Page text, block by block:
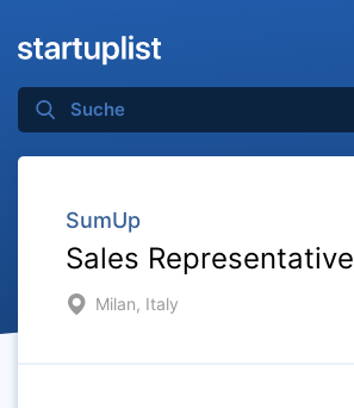
SumUp
Sales Representative
Milan, Italy